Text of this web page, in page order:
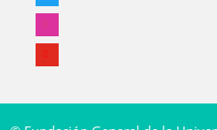
instagram
youtube